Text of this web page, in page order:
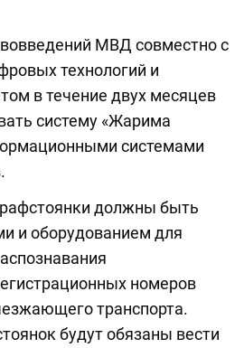
МВД совместно с
технологий и
в течение двух месяцев
систему «Жарима
системами
должны быть
и оборудованием для
номеров
транспорта.
будут обязаны вести